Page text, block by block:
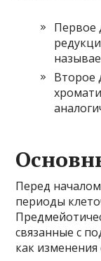
Первое
Второе
Перед
периоды
связанные с
как изменения